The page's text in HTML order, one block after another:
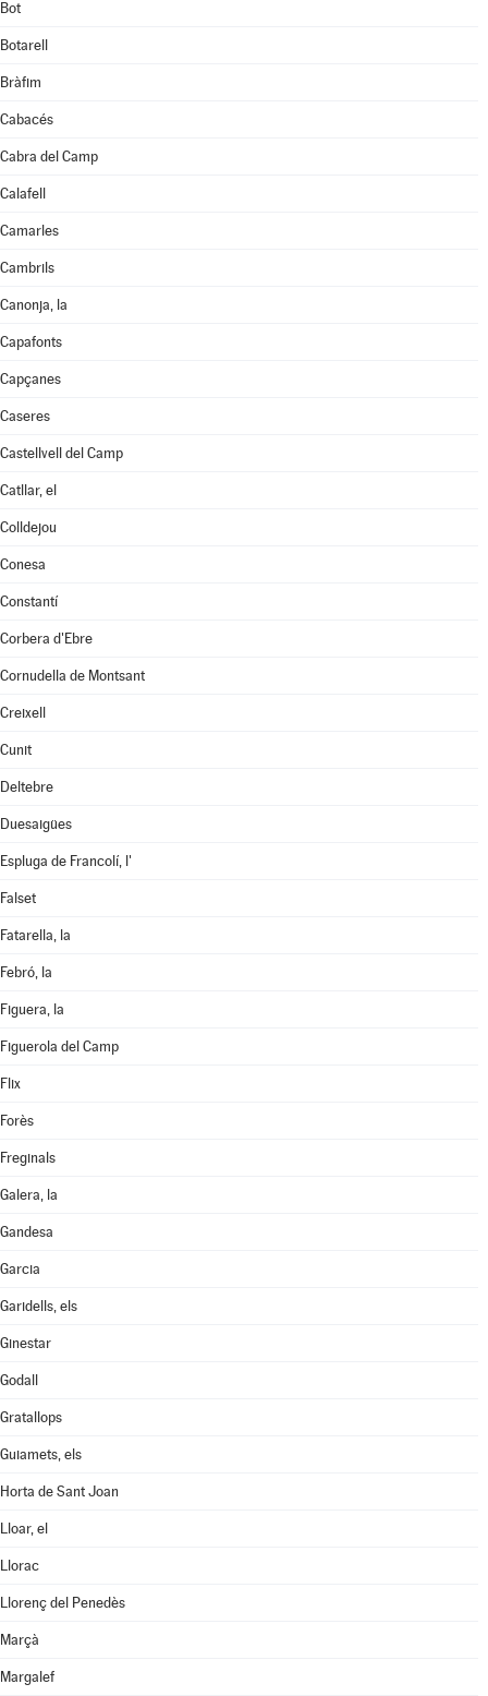
Bot
Botarell
Bràfim
Cabacés
Cabra del Camp
Calafell
Camarles
Cambrils
Canonja, la
Capafonts
Capçanes
Caseres
Castellvell del Camp
Catllar, el
Colldejou
Conesa
Constantí
Corbera d'Ebre
Cornudella de Montsant
Creixell
Cunit
Deltebre
Duesaigües
Espluga de Francolí, l'
Falset
Fatarella, la
Febró, la
Figuera, la
Figuerola del Camp
Flix
Forès
Freginals
Galera, la
Gandesa
Garcia
Garidells, els
Ginestar
Godall
Gratallops
Guiamets, els
Horta de Sant Joan
Lloar, el
Llorac
Llorenç del Penedès
Marçà
Margalef